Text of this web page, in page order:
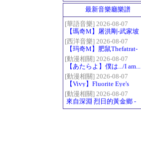
最新音樂廳樂譜
[華語音樂] 2026-08-07
【瑪奇M】屠洪剛-武家坡
2021
[西洋音樂] 2026-08-07
【玛奇M】肥鼠Thefatrat-
Monody
[動漫相關] 2026-08-07
【あたらよ】僕は.../I am...
（我內心的糟糕念頭/僕の
心のヤバイやつ第二季
OP）
[動漫相關] 2026-08-07
【Vivy】Fluorite Eye's
Song
[動漫相關] 2026-08-07
來自深淵 烈日的黃金鄉 -
Gravity